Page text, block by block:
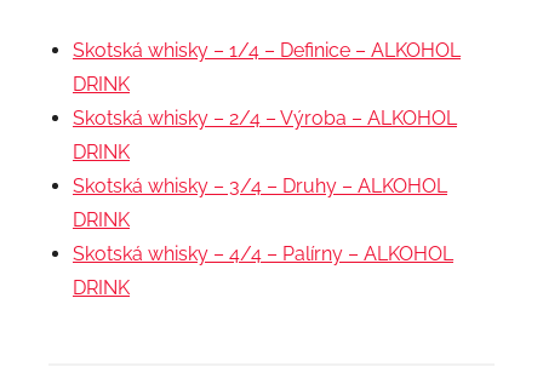
Skotská whisky – 1/4 – Definice – ALKOHOL
DRINK
Skotská whisky – 2/4 – Výroba – ALKOHOL
DRINK
Skotská whisky – 3/4 – Druhy – ALKOHOL
DRINK
Skotská whisky – 4/4 – Palírny – ALKOHOL
DRINK